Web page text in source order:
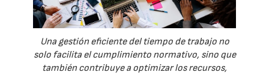
Una gestión eficiente del tiempo de trabajo no
solo facilita el cumplimiento normativo, sino que
también contribuye a optimizar los recursos,